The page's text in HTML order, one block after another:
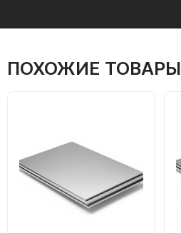
ПОХОЖИЕ ТОВАРЫ